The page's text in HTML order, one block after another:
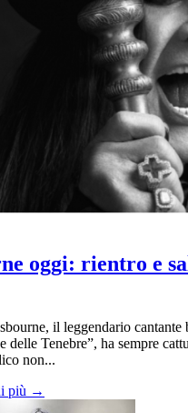
oggi: rientro e
il leggendario cantante
delle Tenebre”, ha sempre
non...
più →